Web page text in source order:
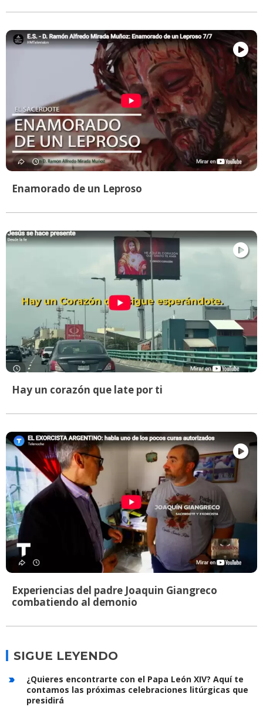
Enamorado de un Leproso
Hay un corazón que late por ti
Experiencias del padre Joaquin Giangreco
combatiendo al demonio
SIGUE LEYENDO
¿Quieres encontrarte con el Papa León XIV? Aquí te
contamos las próximas celebraciones litúrgicas que
presidirá